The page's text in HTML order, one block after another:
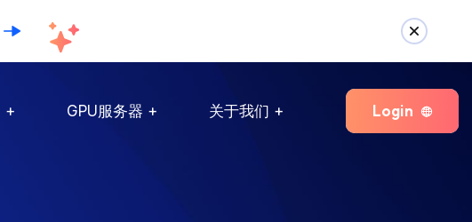
GPU服务器 关于我们 Login